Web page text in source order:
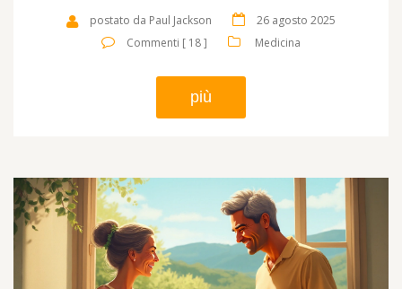
postato da Paul Jackson
26 agosto 2025
Commenti [ 18 ]
Medicina
più